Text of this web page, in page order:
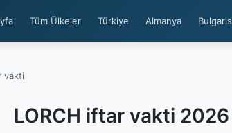
Tüm Ülkeler Türkiye Almanya
vakti
LORCH iftar vakti 2026